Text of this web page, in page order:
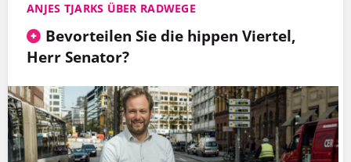
ANJES TJARKS ÜBER RADWEGE
Bevorteilen Sie die hippen Viertel,
Herr Senator?